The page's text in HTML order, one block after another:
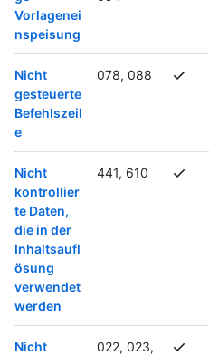
Vorlagenei
nspeisung
Nicht
gesteuerte
Befehlszeil
e
078, 088
Nicht
kontrollier
te Daten,
die in der
Inhaltsaufl
ösung
verwendet
werden
441, 610
Nicht
022, 023,